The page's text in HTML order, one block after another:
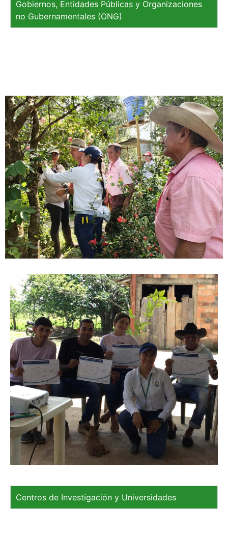
Gobiernos, Entidades Públicas y Organizaciones
no Gubernamentales (ONG)
Centros de Investigación y Universidades